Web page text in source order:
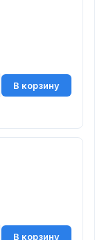
В корзину
В корзину